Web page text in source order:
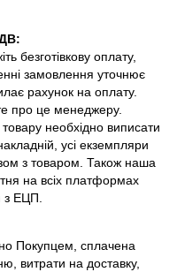
безготівкову оплату,
замовлення уточнює
рахунок на оплату.
про це менеджеру.
необхідно виписати
усі екземпляри
з товаром. Також наша
на всіх платформах
з ЕЦП.
Покупцем, сплачена
витрати на доставку,